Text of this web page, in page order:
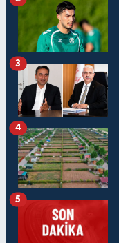
3
4
5